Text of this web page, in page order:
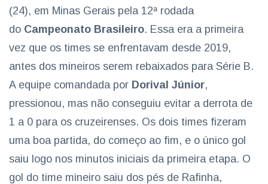
(24), em Minas Gerais pela 12ª rodada
do Campeonato Brasileiro. Essa era a primeira
vez que os times se enfrentavam desde 2019,
antes dos mineiros serem rebaixados para Série B.
A equipe comandada por Dorival Júnior,
pressionou, mas não conseguiu evitar a derrota de
1 a 0 para os cruzeirenses. Os dois times fizeram
uma boa partida, do começo ao fim, e o único gol
saiu logo nos minutos iniciais da primeira etapa. O
gol do time mineiro saiu dos pés de Rafinha,